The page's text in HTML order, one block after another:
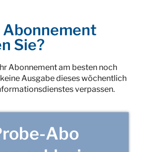
Abonnement
Sie?
Abonnement am besten noch
Ausgabe dieses wöchentlich
verpassen.
Abo